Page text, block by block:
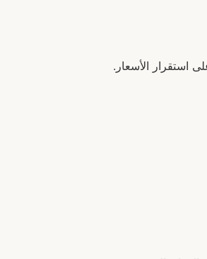
استقرار الأسعار.